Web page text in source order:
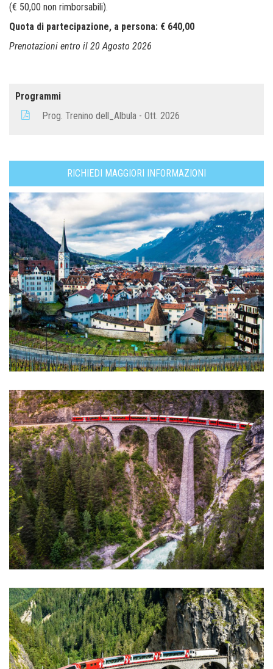
(€ 50,00 non rimborsabili).
Quota di partecipazione, a persona: € 640,00
Prenotazioni entro il 20 Agosto 2026
Programmi
Prog. Trenino dell_Albula - Ott. 2026
RICHIEDI MAGGIORI INFORMAZIONI